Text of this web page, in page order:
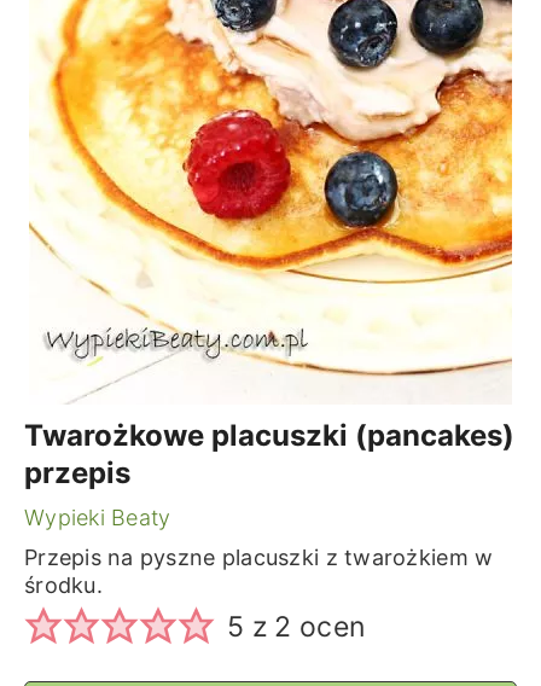
Twarożkowe placuszki (pancakes)
przepis
Wypieki Beaty
Przepis na pyszne placuszki z twarożkiem w
środku.
5 z 2 ocen